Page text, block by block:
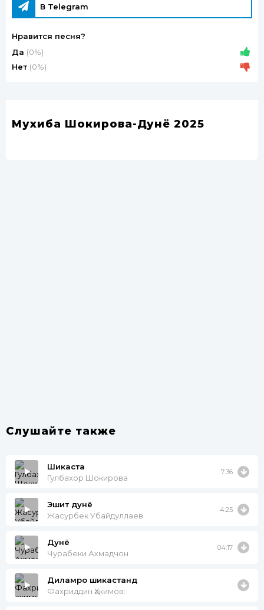
В Telegram
Нравится песня?
Да (0%)
Нет (0%)
Мухиба Шокирова-Дунё 2025
Слушайте также
Шикаста
Гулбахор Шокирова
7:36
Эшит дунё
Жасурбек Убайдуллаев
4:25
Дунё
Чурабеки Ахмадчон
04:17
Диламро шикастанд
Фахриддин Ҳакимов: